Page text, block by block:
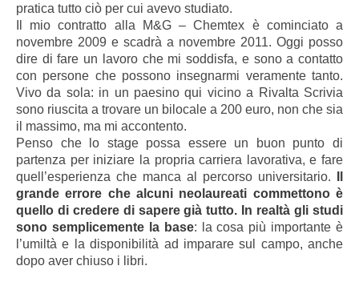
pratica tutto ciò per cui avevo studiato.
Il mio contratto alla M&G – Chemtex è cominciato a
novembre 2009 e scadrà a novembre 2011. Oggi posso
dire di fare un lavoro che mi soddisfa, e sono a contatto
con persone che possono insegnarmi veramente tanto.
Vivo da sola: in un paesino qui vicino a Rivalta Scrivia
sono riuscita a trovare un bilocale a 200 euro, non che sia
il massimo, ma mi accontento.
Penso che lo stage possa essere un buon punto di
partenza per iniziare la propria carriera lavorativa, e fare
quell’esperienza che manca al percorso universitario.
grande errore che alcuni neolaureati commettono è
quello di credere di sapere già tutto. In realtà gli studi
sono semplicemente la base: la cosa più importante è
l’umiltà e la disponibilità ad imparare sul campo, anche
dopo aver chiuso i libri.